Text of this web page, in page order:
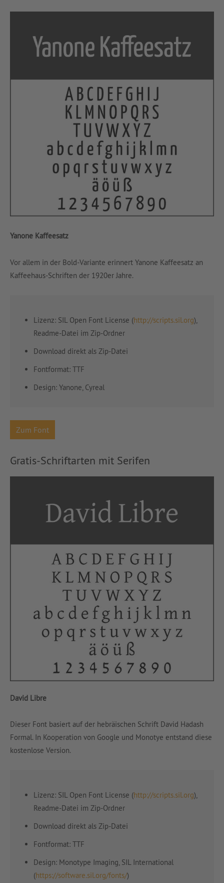
Yanone Kaffeesatz
Vor allem in der Bold-Variante erinnert Yanone Kaffeesatz an
Kaffeehaus-Schriften der 1920er Jahre.
Lizenz: SIL Open Font License (http://scripts.sil.org),
Readme-Datei im Zip-Ordner
Download direkt als Zip-Datei
Fontformat: TTF
Design: Yanone, Cyreal
Zum Font
Gratis-Schriftarten mit Serifen
David Libre
Dieser Font basiert auf der hebräischen Schrift David Hadash
Formal. In Kooperation von Google und Monotye entstand diese
kostenlose Version.
Lizenz: SIL Open Font License (http://scripts.sil.org),
Readme-Datei im Zip-Ordner
Download direkt als Zip-Datei
Fontformat: TTF
Design: Monotype Imaging, SIL International
(https://software.sil.org/fonts/)